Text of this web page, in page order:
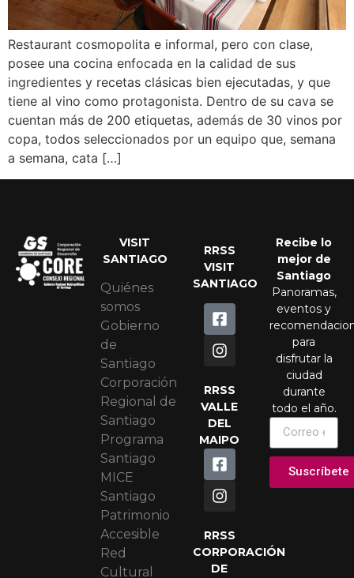
Restaurant cosmopolita e informal, pero con clase,
posee una cocina enfocada en la calidad de sus
ingredientes y recetas clásicas bien ejecutadas, y que
tiene al vino como protagonista. Dentro de su cava se
cuentan más de 200 etiquetas, además de 30 vinos por
copa, todos seleccionados por un equipo que, semana
a semana, cata […]
VISIT
SANTIAGO
Quiénes
somos
Gobierno
de
Santiago
Corporación
Regional de
Santiago
Programa
Santiago
MICE
Santiago
Patrimonio
Accesible
Red
Cultural
RRSS
VISIT
SANTIAGO
RRSS
VALLE
DEL
MAIPO
RRSS
CORPORACIÓN
DE
Recibe lo
mejor de
Santiago
Panoramas,
eventos y
para
disfrutar la
ciudad
durante
todo el año.
Suscríbete